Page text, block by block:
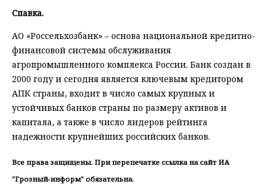
Спавка.
АО «Россельхозбанк» – основа национальной кредитно-
финансовой системы обслуживания
агропромышленного комплекса России. Банк создан в
2000 году и сегодня является ключевым кредитором
АПК страны, входит в число самых крупных и
устойчивых банков страны по размеру активов и
капитала, а также в число лидеров рейтинга
надежности крупнейших российских банков.
Все права защищены. При перепечатке ссылка на сайт ИА
"Грозный-информ" обязательна.